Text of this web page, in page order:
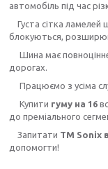
автомобіль під час
Густа сітка ламелей
блокуються,
Шина має повноцінне
дорогах.
Працюємо з усіма
Купити гуму на 16
до преміального
Запитати ТМ Sonix
допомогти!